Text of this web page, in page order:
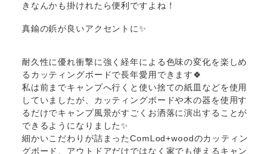
きなんかも掛けれたら便利ですよね！
真鍮の鋲が良いアクセントに✨
耐久性に優れ衝撃に強く経年による色味の変化を楽しめ
るカッティングボードで長年愛用できます🍀
私は前までキャンプへ行くと使い捨ての紙皿などを使用
していましたが、カッティングボードや木の器を使用す
るだけでキャンプ風景がすごくお洒落に演出することが
できるようになりました✨
細かいこだわりが詰まったComLod+woodのカッティン
グボード、アウトドアだけではなく家でも使えるキャン